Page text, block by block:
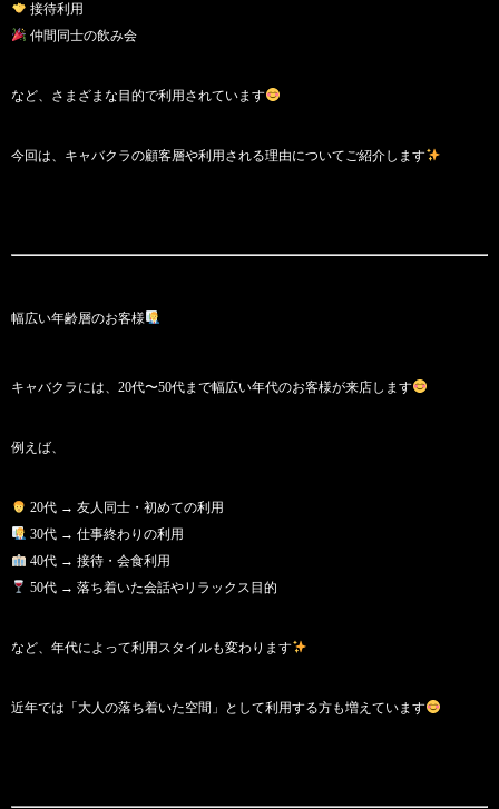
接待利用
仲間同士の飲み会
など、さまざまな目的で利用されています
今回は、キャバクラの顧客層や利用される理由についてご紹介します
幅広い年齢層のお客様
キャバクラには、20代〜50代まで幅広い年代のお客様が来店します
例えば、
20代 → 友人同士・初めての利用
30代 → 仕事終わりの利用
40代 → 接待・会食利用
50代 → 落ち着いた会話やリラックス目的
など、年代によって利用スタイルも変わります
近年では「大人の落ち着いた空間」として利用する方も増えています